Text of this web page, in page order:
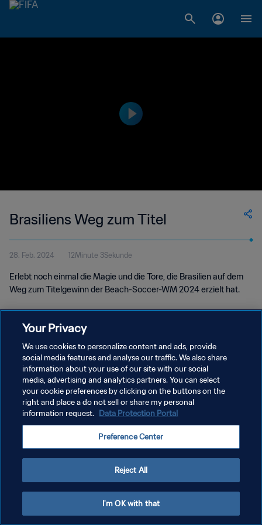
Brasiliens Weg zum Titel
28. Feb. 2024 12Minute 3Sekunde
Erlebt noch einmal die Magie und die Tore, die Brasilien auf dem
Weg zum Titelgewinn der Beach-Soccer-WM 2024 erzielt hat.
DATENSCHUTZ
NUTZUNGSBEDINGUNGEN
COOKIE-EINSTELLUNGEN VERWALTEN
Your Privacy
We use cookies to personalize content and ads, provide
social media features and analyse our traffic. We also share
information about your use of our site with our social
media, advertising and analytics partners. You can select
your cookie preferences by clicking on the buttons on the
right and place a do not sell or share my personal
information request. Data Protection Portal
Preference Center
Reject All
I'm OK with that